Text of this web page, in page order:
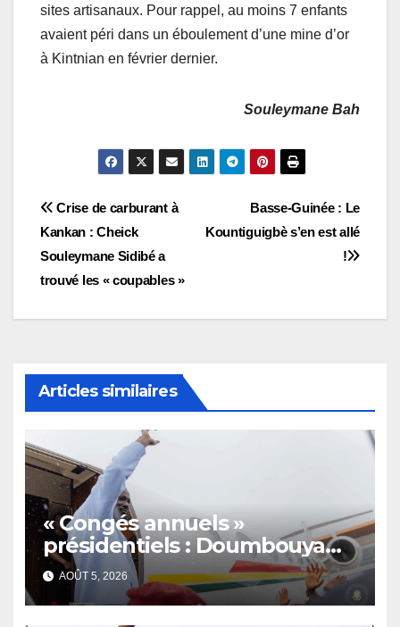
sites artisanaux. Pour rappel, au moins 7 enfants
avaient péri dans un éboulement d’une mine d’or
à Kintnian en février dernier.
Souleymane Bah
Navigation
de
l’article
Basse-Guinée : Le
Kountiguigbè s’en est allé
!
Crise de carburant à
Kankan : Cheick
Souleymane Sidibé a
trouvé les « coupables »
Articles similaires
« Congés annuels »
présidentiels : Doumbouya
s’envole, l’opposition s’agite,
l’armée rassure
AOÛT 5, 2026